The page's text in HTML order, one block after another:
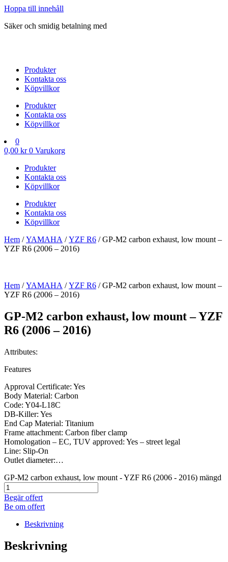
Hoppa till innehåll
Säker och smidig betalning med
Produkter
Kontakta oss
Köpvillkor
Produkter
Kontakta oss
Köpvillkor
0
0,00 kr 0 Varukorg
Produkter
Kontakta oss
Köpvillkor
Produkter
Kontakta oss
Köpvillkor
Hem /YAMAHA /YZF R6 / GP-M2 carbon exhaust, low mount –
YZF R6 (2006 – 2016)
Hem /YAMAHA /YZF R6 / GP-M2 carbon exhaust, low mount –
YZF R6 (2006 – 2016)
GP-M2 carbon exhaust, low mount – YZF
R6 (2006 – 2016)
Attributes:
Features
Approval Certificate: Yes
Body Material: Carbon
Code: Y04-L18C
DB-Killer: Yes
End Cap Material: Titanium
Frame attachment: Carbon fiber clamp
Homologation – EC, TUV approved: Yes – street legal
Line: Slip-On
Outlet diameter:…
GP-M2 carbon exhaust, low mount - YZF R6 (2006 - 2016) mängd
Begär offert
Be om offert
Beskrivning
Beskrivning